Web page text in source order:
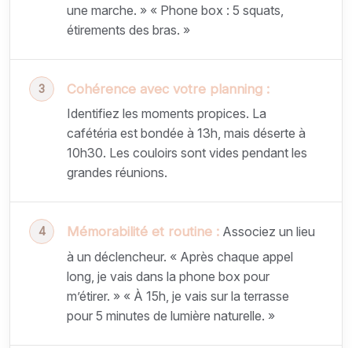
une marche. » « Phone box : 5 squats,
étirements des bras. »
Cohérence avec votre planning :
Identifiez les moments propices. La
cafétéria est bondée à 13h, mais déserte à
10h30. Les couloirs sont vides pendant les
grandes réunions.
Mémorabilité et routine : Associez un lieu
à un déclencheur. « Après chaque appel
long, je vais dans la phone box pour
m’étirer. » « À 15h, je vais sur la terrasse
pour 5 minutes de lumière naturelle. »